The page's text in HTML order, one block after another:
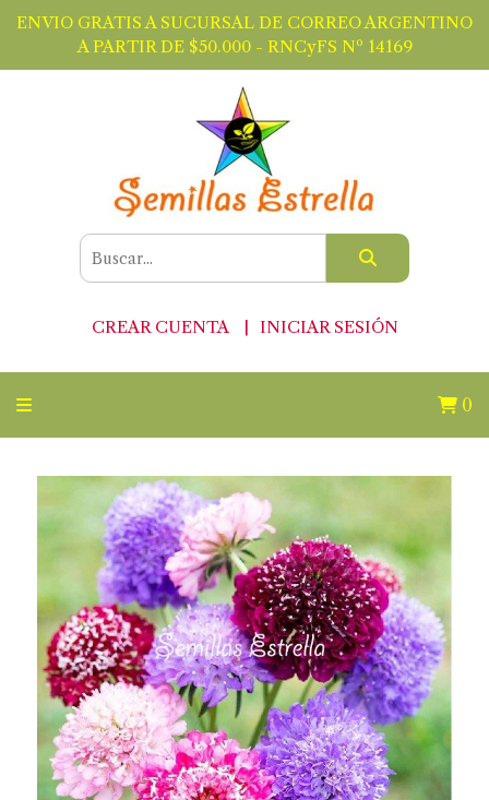
ENVIO GRATIS A SUCURSAL DE CORREO ARGENTINO
A PARTIR DE $50.000 - RNCyFS Nº 14169
CREAR CUENTA INICIAR SESIÓN
0